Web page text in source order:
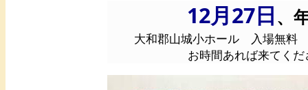
12月27日、
大和郡山城小ホール 入場無料
お時間あれば来てく